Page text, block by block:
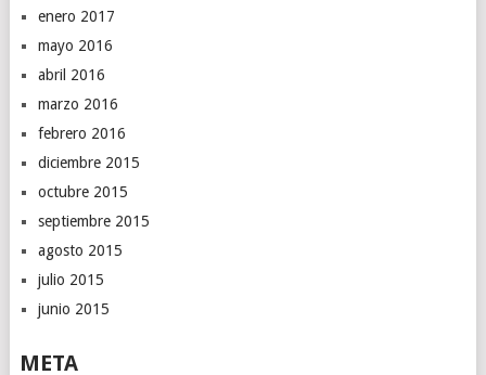
enero 2017
mayo 2016
abril 2016
marzo 2016
febrero 2016
diciembre 2015
octubre 2015
septiembre 2015
agosto 2015
julio 2015
junio 2015
META